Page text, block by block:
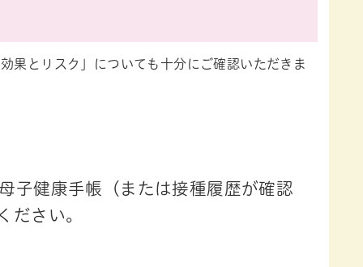
果とリスク」についても十分にご確認いただきま
子健康手帳（または接種履歴が確認
ださい。